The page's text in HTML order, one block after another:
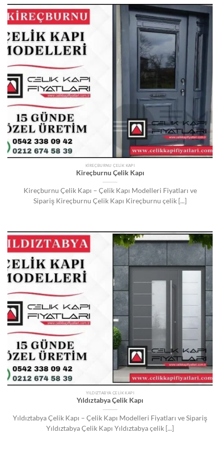
KIREÇBURNU ÇELIK KAPI
Kireçburnu Çelik Kapı
Kireçburnu Çelik Kapı – Çelik Kapı Modelleri Fiyatları ve
Sipariş Kireçburnu Çelik Kapı Kireçburnu çelik [...]
YILDIZTABYA ÇELIK KAPI
Yıldıztabya Çelik Kapı
Yıldıztabya Çelik Kapı – Çelik Kapı Modelleri Fiyatları ve Sipariş
Yıldıztabya Çelik Kapı Yıldıztabya çelik [...]